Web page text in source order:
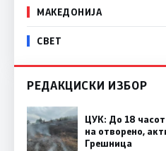
МАКЕДОНИЈА
СВЕТ
РЕДАКЦИСКИ ИЗБОР
ЦУК: До 18
на отворено,
Грешница